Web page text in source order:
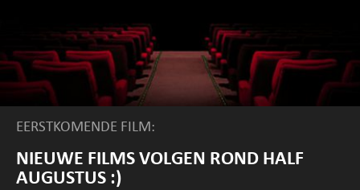
EERSTKOMENDE FILM:
NIEUWE FILMS VOLGEN ROND HALF
AUGUSTUS :)